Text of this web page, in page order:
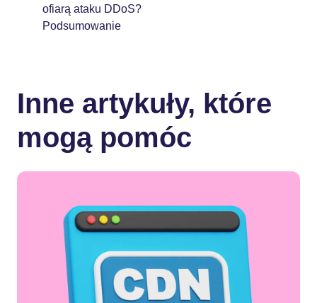
ofiarą ataku DDoS?
Podsumowanie
Inne artykuły, które
mogą pomóc